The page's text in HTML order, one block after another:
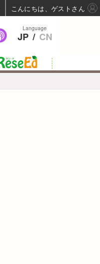
Language
JP / CN
こんにちは、ゲストさん